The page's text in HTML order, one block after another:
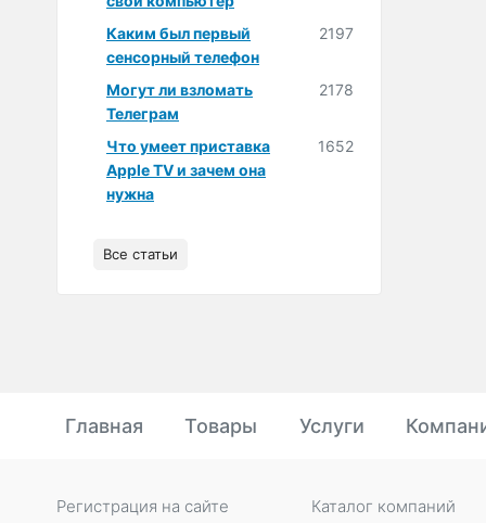
Каким был первый
сенсорный телефон
2197
Могут ли взломать
Телеграм
2178
Что умеет приставка
Apple TV и зачем она
нужна
1652
Все статьи
Главная Товары Услуги
Регистрация на сайте
Каталог компаний